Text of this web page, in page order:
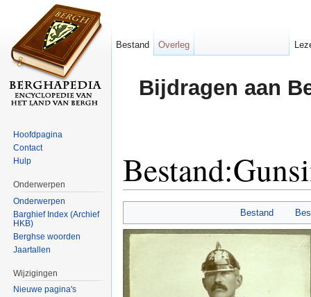
Bijdragen aan
Bestand
Bestand Overleg
Hoofdpagina
Contact
Hulp
Onderwerpen
Onderwerpen
Barghief Index (Archief
HKB)
Berghse woorden
Jaartallen
Wijzigingen
Nieuwe pagina's